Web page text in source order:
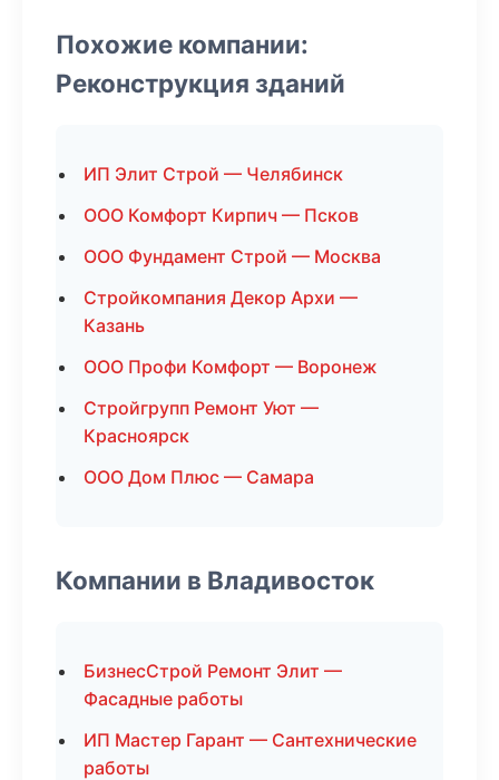
Похожие компании:
Реконструкция зданий
ИП Элит Строй — Челябинск
ООО Комфорт Кирпич — Псков
ООО Фундамент Строй — Москва
Стройкомпания Декор Архи —
Казань
ООО Профи Комфорт — Воронеж
Стройгрупп Ремонт Уют —
Красноярск
ООО Дом Плюс — Самара
Компании в Владивосток
БизнесСтрой Ремонт Элит —
Фасадные работы
ИП Мастер Гарант — Сантехнические
работы